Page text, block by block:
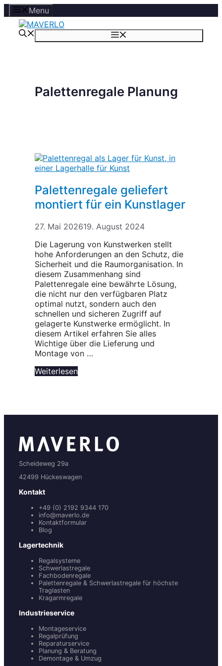
Zum
Inhalt
springen
Menu
Palettenregale Planung
Palettenregale geliefert
montiert für ein Kunstlager
27. Mai 202619. August 2024
Die Lagerung von Kunstwerken stellt
hohe Anforderungen an den Schutz, die
Sicherheit und die Raumorganisation. In
diesem Zusammenhang sind
Palettenregale eine bewährte Lösung,
die nicht nur den verfügbaren Platz
optimal nutzt, sondern auch den
schnellen und sicheren Zugriff auf
gelagerte Kunstwerke ermöglicht. In
diesem Artikel erfahren Sie alles
Wichtige über die Lieferung und
Montage von …
Weiterlesen
Scheideweg 29a
42499 Hückeswagen
Kontakt
+49 (0) 2192 9344 170
info@maverlo.de
Kontaktformular
Blog
Lagertechnik
Regalsysteme
Schwerlastregale
Fachbodenregale
Palettenregale & Schwerlastregale für höchste
Traglasten
Kragarmregale
Industrieservice
Montageservice
Regalprüfung
Reparaturservice
Planung & Beratung
Demontage & Umzug